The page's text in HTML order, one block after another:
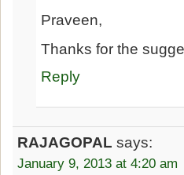
Praveen,
Thanks for the
Reply
RAJAGOPAL says:
January 9, 2013 at 4:20 am